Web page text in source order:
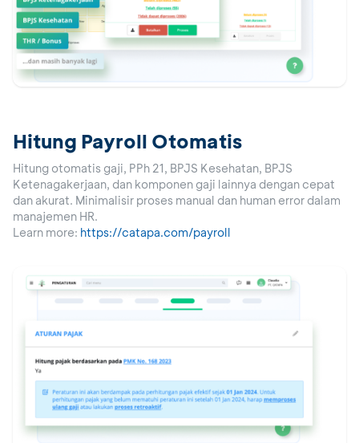
Hitung Payroll Otomatis
Hitung otomatis gaji, PPh 21, BPJS Kesehatan, BPJS
Ketenagakerjaan, dan komponen gaji lainnya dengan cepat
dan akurat. Minimalisir proses manual dan human error dalam
manajemen HR.
Learn more: https://catapa.com/payroll